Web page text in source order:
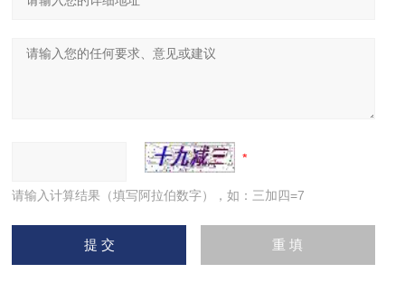
请输入计算结果（填写阿拉伯数字），如：三加四=7